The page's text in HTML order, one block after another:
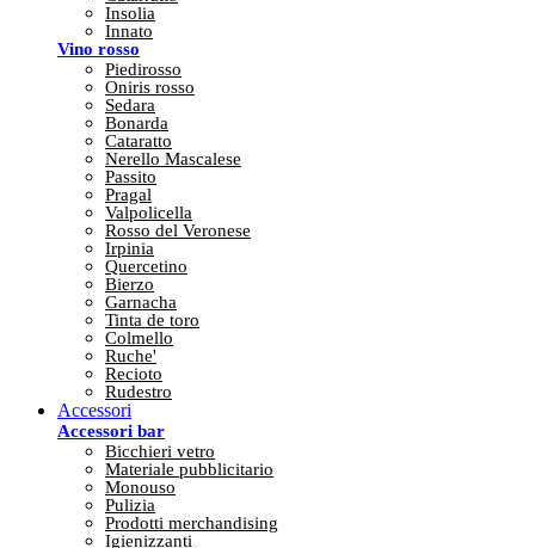
Insolia
Innato
Vino rosso
Piedirosso
Oniris rosso
Sedara
Bonarda
Cataratto
Nerello Mascalese
Passito
Pragal
Valpolicella
Rosso del Veronese
Irpinia
Quercetino
Bierzo
Garnacha
Tinta de toro
Colmello
Ruche'
Recioto
Rudestro
Accessori
Accessori bar
Bicchieri vetro
Materiale pubblicitario
Monouso
Pulizia
Prodotti merchandising
Igienizzanti